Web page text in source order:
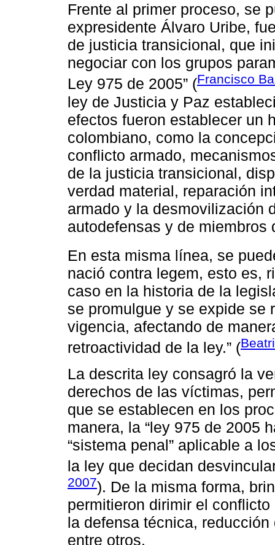
Frente al primer proceso, se
expresidente Álvaro Uribe,
de justicia transicional, que
negociar con los grupos
Ley 975 de 2005” (Francisco
ley de Justicia y Paz
efectos fueron establecer un
colombiano, como la
conflicto armado,
de la justicia transicional,
verdad material, reparación
armado y la desmovilización
autodefensas y de miembros
En esta misma línea, se
nació contra legem, esto es,
caso en la historia de la
se promulgue y se expide se
vigencia, afectando de
retroactividad de la ley.” (
La descrita ley consagró la
derechos de las víctimas,
que se establecen en los
manera, la “ley 975 de 2005
“sistema penal” aplicable a
la ley que decidan
2007). De la misma forma,
permitieron dirimir el
la defensa técnica,
entre otros.